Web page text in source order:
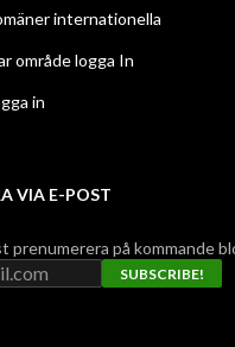
internationella
område logga In
in
VIA E-POST
prenumerera på kommande